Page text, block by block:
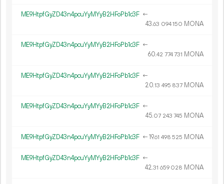
ME9HtpfGyZD43n4pcuYyMYyB2HFoPb1c3F ←
43.63 094150 MONA
ME9HtpfGyZD43n4pcuYyMYyB2HFoPb1c3F ←
60.42 774731 MONA
ME9HtpfGyZD43n4pcuYyMYyB2HFoPb1c3F ←
20.13 495 837 MONA
ME9HtpfGyZD43n4pcuYyMYyB2HFoPb1c3F ←
45.07 243 745 MONA
ME9HtpfGyZD43n4pcuYyMYyB2HFoPb1c3F ←19.61 498 525 MONA
ME9HtpfGyZD43n4pcuYyMYyB2HFoPb1c3F ←
42.31 659 028 MONA